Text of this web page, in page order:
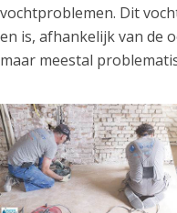
vochtproblemen. Dit
en is, afhankelijk van de
maar meestal